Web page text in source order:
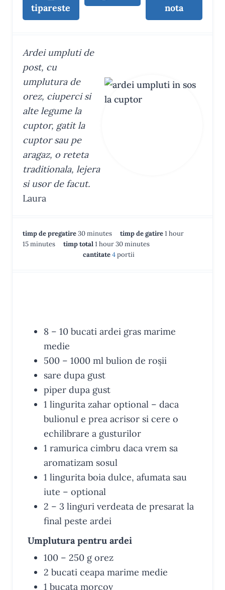
tipareste
nota
Ardei umpluti de
post, cu
umplutura de
orez, ciuperci si
alte legume la
cuptor, gatit la
cuptor sau pe
aragaz, o reteta
traditionala, lejera
si usor de facut.
Laura
timp de pregatire30m
i
n
minutes timp de gatire1hhour
15mminutes timp total1h
o
hour 30m
i
minutes
cantitate4portii
8 – 10 bucati ardei gras marime
medie
500 – 1000 ml bulion de roșii
sare dupa gust
piper dupa gust
1 lingurita zahar optional – daca
bulionul e prea acrisor si cere o
echilibrare a gusturilor
1 ramurica cimbru daca vrem sa
aromatizam sosul
1 lingurita boia dulce, afumata sau
iute – optional
2 – 3 linguri verdeata de presarat la
final peste ardei
Umplutura pentru ardei
100 – 250 g orez
2 bucati ceapa marime medie
1 bucata morcov